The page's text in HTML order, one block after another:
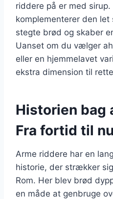
riddere på er med sirup.
komplementerer den
stegte brød og skaber
Uanset om du vælger
eller en hjemmelavet
ekstra dimension til
Historien bag
Fra fortid til
Arme riddere har en
historie, der strækker
Rom. Her blev brød
en måde at genbruge